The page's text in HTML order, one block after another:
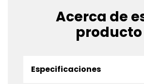
Acerca de
producto
Especificaciones